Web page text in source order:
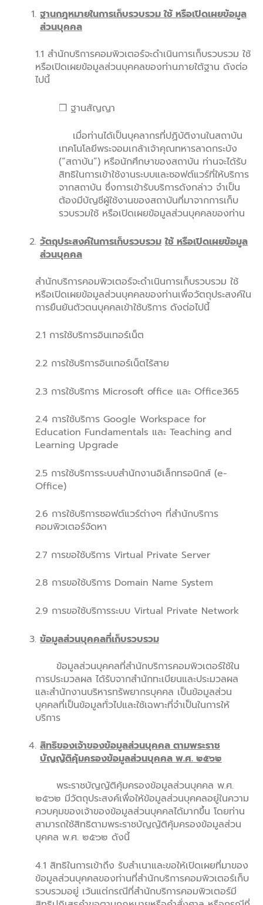
ฐานกฎหมายในการเก็บรวบรวม ใช้ หรือเปิดเผยข้อมูล
ส่วนบุคคล
1.1 สำนักบริการคอมพิวเตอร์จะดำเนินการเก็บรวบรวม ใช้
หรือเปิดเผยข้อมูลส่วนบุคคลของท่านภายใต้ฐาน ดังต่อ
ไปนี้
❒ ฐานสัญญา
เมื่อท่านได้เป็นบุคลากรที่ปฏิบัติงานในสถาบัน
เทคโนโลยีพระจอมเกล้าเจ้าคุณทหารลาดกระบัง
(“สถาบัน”) หรือนักศึกษาของสถาบัน ท่านจะได้รับ
สิทธิในการเข้าใช้งานระบบและซอฟต์แวร์ที่ให้บริการ
จากสถาบัน ซึ่งการเข้ารับบริการดังกล่าว จำเป็น
ต้องมีบัญชีผู้ใช้งานของสถาบันที่มาจากการเก็บ
รวบรวมใช้ หรือเปิดเผยข้อมูลส่วนบุคคลของท่าน
วัตถุประสงค์ในการเก็บรวบรวม ใช้ หรือเปิดเผยข้อมูล
ส่วนบุคคล
สำนักบริการคอมพิวเตอร์จะดำเนินการเก็บรวบรวม ใช้
หรือเปิดเผยข้อมูลส่วนบุคคลของท่านเพื่อวัตถุประสงค์ใน
การยืนยันตัวตนบุคคลเข้าใช้บริการ ดังต่อไปนี้
2.1 การใช้บริการอินเทอร์เน็ต
2.2 การใช้บริการอินเทอร์เน็ตไร้สาย
2.3 การใช้บริการ Microsoft office และ Office365
2.4 การใช้บริการ Google Workspace for
Education Fundamentals และ Teaching and
Learning Upgrade
2.5 การใช้บริการระบบสำนักงานอิเล็กทรอนิกส์ (e-
Office)
2.6 การใช้บริการซอฟต์แวร์ต่างๆ ที่สำนักบริการ
คอมพิวเตอร์จัดหา
2.7 การขอใช้บริการ Virtual Private Server
2.8 การขอใช้บริการ Domain Name System
2.9 การขอใช้บริการระบบ Virtual Private Network
ข้อมูลส่วนบุคคลที่เก็บรวบรวม
ข้อมูลส่วนบุคคลที่สำนักบริการคอมพิวเตอร์ใช้ใน
การประมวลผล ได้รับจากสำนักทะเบียนและประมวลผล
และสำนักงานบริหารทรัพยากรบุคคล เป็นข้อมูลส่วน
บุคคลที่เป็นข้อมูลทั่วไปและใช้เฉพาะที่จำเป็นในการให้
บริการ
สิทธิของเจ้าของข้อมูลส่วนบุคคล ตามพระราช
บัญญัติคุ้มครองข้อมูลส่วนบุคคล พ.ศ. ๒๕๖๒
พระราชบัญญัติคุ้มครองข้อมูลส่วนบุคคล พ.ศ.
๒๕๖๒ มีวัตถุประสงค์เพื่อให้ข้อมูลส่วนบุคคลอยู่ในความ
ควบคุมของเจ้าของข้อมูลส่วนบุคคลได้มากขึ้น โดยท่าน
สามารถใช้สิทธิตามพระราชบัญญัติคุ้มครองข้อมูลส่วน
บุคคล พ.ศ. ๒๕๖๒ ดังนี้
4.1 สิทธิในการเข้าถึง รับสำเนาและขอให้เปิดเผยที่มาของ
ข้อมูลส่วนบุคคลของท่านที่สำนักบริการคอมพิวเตอร์เก็บ
รวบรวมอยู่ เว้นแต่กรณีที่สำนักบริการคอมพิวเตอร์มี